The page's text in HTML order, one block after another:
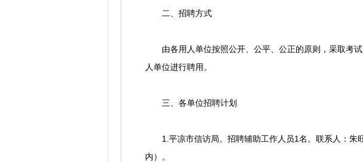
二、招聘方式
由各用人单位按照公开、公平、公正的原则，采取考试
人单位进行聘用。
三、各单位招聘计划
1.平凉市信访局。招聘辅助工作人员1名。联系人：朱
内）。